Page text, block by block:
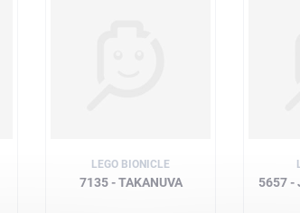
LEGO BIONICLE
7135 - TAKANUVA
5657 -